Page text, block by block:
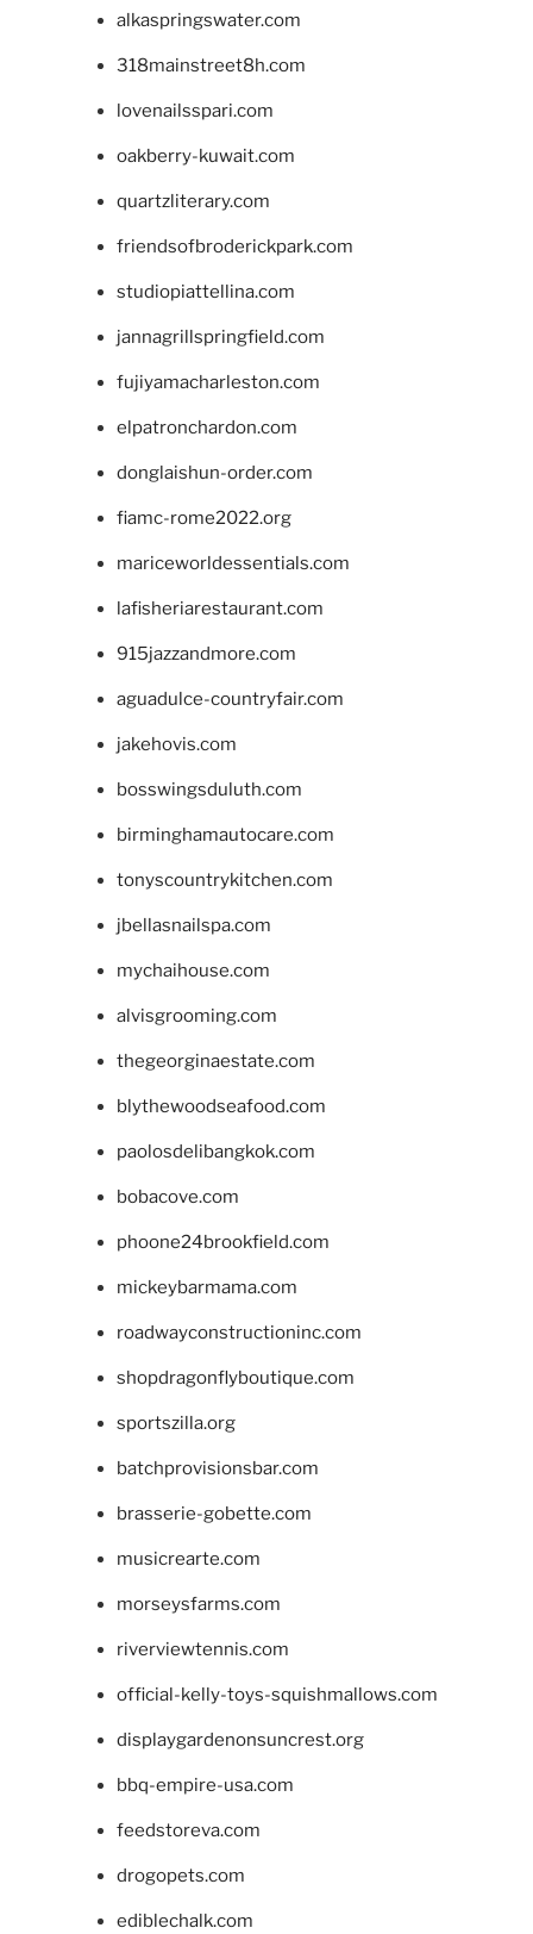
alkaspringswater.com
318mainstreet8h.com
lovenailsspari.com
oakberry-kuwait.com
quartzliterary.com
friendsofbroderickpark.com
studiopiattellina.com
jannagrillspringfield.com
fujiyamacharleston.com
elpatronchardon.com
donglaishun-order.com
fiamc-rome2022.org
mariceworldessentials.com
lafisheriarestaurant.com
915jazzandmore.com
aguadulce-countryfair.com
jakehovis.com
bosswingsduluth.com
birminghamautocare.com
tonyscountrykitchen.com
jbellasnailspa.com
mychaihouse.com
alvisgrooming.com
thegeorginaestate.com
blythewoodseafood.com
paolosdelibangkok.com
bobacove.com
phoone24brookfield.com
mickeybarmama.com
roadwayconstructioninc.com
shopdragonflyboutique.com
sportszilla.org
batchprovisionsbar.com
brasserie-gobette.com
musicrearte.com
morseysfarms.com
riverviewtennis.com
official-kelly-toys-squishmallows.com
displaygardenonsuncrest.org
bbq-empire-usa.com
feedstoreva.com
drogopets.com
ediblechalk.com